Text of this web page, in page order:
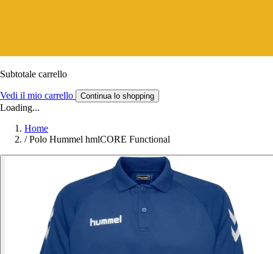
Subtotale carrello
Vedi il mio carrello Continua lo shopping
Loading...
Home
/ Polo Hummel hmlCORE Functional